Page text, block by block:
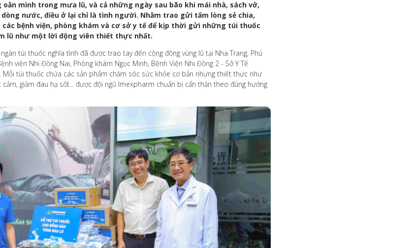
mình trong mưa lũ, và cả những ngày sau bão khi mái nhà, sách vở,
nước, điều ở lại chỉ là tình người. Nhằm trao gửi tấm lòng sẻ chia,
bệnh viện, phòng khám và cơ sở y tế để kịp thời gửi những túi thuốc
lũ như một lời động viên thiết thực nhất.
túi thuốc nghĩa tình đã được trao tay đến cộng đồng vùng lũ tại Nha Trang, Phú
viện Nhi Đồng Nai, Phòng khám Ngọc Minh, Bệnh Viện Nhi Đồng 2 - Sở Y Tế
Mỗi túi thuốc chứa các sản phẩm chăm sóc sức khỏe cơ bản nhưng thiết thực như
giảm đau hạ sốt... được đội ngũ Imexpharm chuẩn bị cẩn thận theo đúng hướng